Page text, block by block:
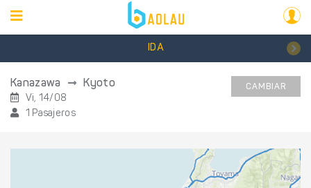
IDA
Kanazawa Kyoto
Vi, 14/08
1 Pasajeros
CAMBIAR